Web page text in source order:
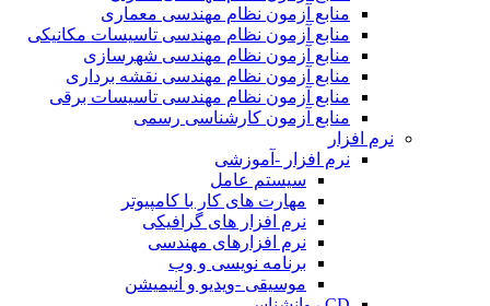
منابع آزمون نظام مهندسی معماری
منابع آزمون نظام مهندسی تاسیسات مکانیکی
منابع آزمون نظام مهندسی شهرسازی
منابع آزمون نظام مهندسی نقشه برداری
منابع آزمون نظام مهندسی تاسیسات برقی
منابع آزمون کارشناسی رسمی
نرم افزار
نرم افزار -آموزشی
سیستم عامل
مهارت های کار با کامپیوتر
نرم افزار های گرافیکی
نرم افزارهای مهندسی
برنامه نویسی و وب
موسیقی -ویدیو و انیمیشن